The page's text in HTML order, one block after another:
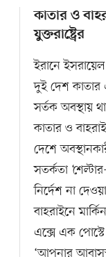
কাতার ও
যুক্তরাষ্ট্রের
ইরানে ইসরায়েল
দুই দেশ কাতার
সর্তক অবস্থায়
কাতার ও
দেশে
সতর্কতা
নির্দেশ না
বাহরাইনে
এক্সে এক
‘আপনার